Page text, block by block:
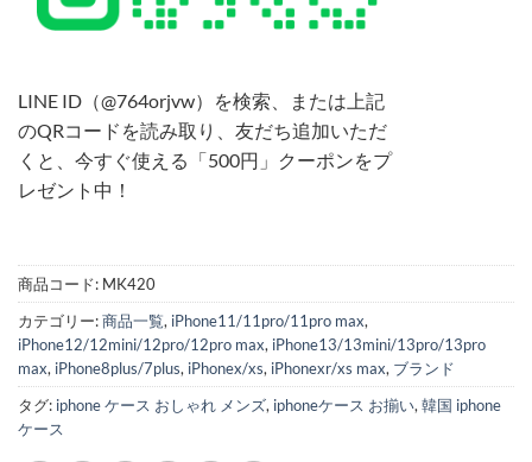
LINE ID（@764orjvw）を検索、または上記
のQRコードを読み取り、友だち追加いただ
くと、今すぐ使える「500円」クーポンをプ
レゼント中！
商品コード: MK420
カテゴリー:商品一覧, iPhone11/11pro/11pro max,
iPhone12/12mini/12pro/12pro max, iPhone13/13mini/13pro/13pro
max, iPhone8plus/7plus, iPhonex/xs, iPhonexr/xs max, ブランド
タグ: iphone ケース おしゃれ メンズ, iphoneケース お揃い, 韓国 iphone
ケース